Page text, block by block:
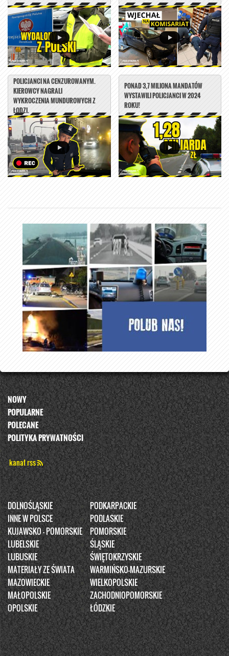
POLICJANCI NA CENZUROWANYM.
KIEROWCY NAGRALI
WYKROCZENIA MUNDUROWYCH Z
ŁODZI.
PONAD 3,7 MILIONA MANDATÓW
WYSTAWILI POLICJANCI W 2024
ROKU!
NOWY
POPULARNE
POLECANE
POLITYKA PRYWATNOŚCI
kanał rss
DOLNOŚLĄSKIE
INNE W POLSCE
KUJAWSKO - POMORSKIE
LUBELSKIE
LUBUSKIE
MATERIAŁY ZE ŚWIATA
MAZOWIECKIE
MAŁOPOLSKIE
OPOLSKIE
PODKARPACKIE
PODLASKIE
POMORSKIE
ŚLĄSKIE
ŚWIĘTOKRZYSKIE
WARMIŃSKO-MAZURSKIE
WIELKOPOLSKIE
ZACHODNIOPOMORSKIE
ŁÓDZKIE